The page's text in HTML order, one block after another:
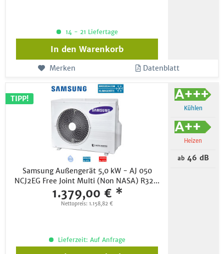
14 - 21 Liefertage
In den Warenkorb
Merken Datenblatt
TIPP!
Samsung Außengerät 5,0 kW - AJ 050
NCJ2EG Free Joint Multi (Non NASA) R32...
1.379,00 € *
Nettopreis: 1.158,82 €
Kühlen
Heizen
ab46 dB
Lieferzeit: Auf Anfrage